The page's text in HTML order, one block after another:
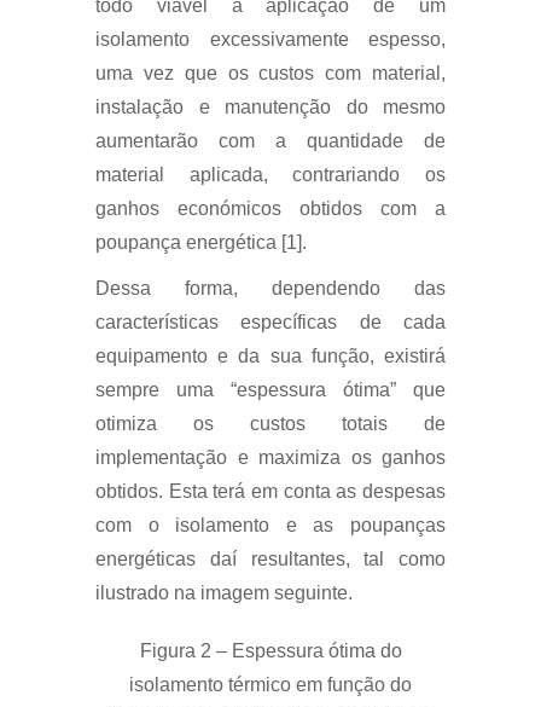
todo viável a aplicação de um
isolamento excessivamente espesso,
uma vez que os custos com material,
instalação e manutenção do mesmo
aumentarão com a quantidade de
material aplicada, contrariando os
ganhos económicos obtidos com a
poupança energética [1].
Dessa forma, dependendo das
características específicas de cada
equipamento e da sua função, existirá
sempre uma “espessura ótima” que
otimiza os custos totais de
implementação e maximiza os ganhos
obtidos. Esta terá em conta as despesas
com o isolamento e as poupanças
energéticas daí resultantes, tal como
ilustrado na imagem seguinte.
Figura 2 – Espessura ótima do
isolamento térmico em função do